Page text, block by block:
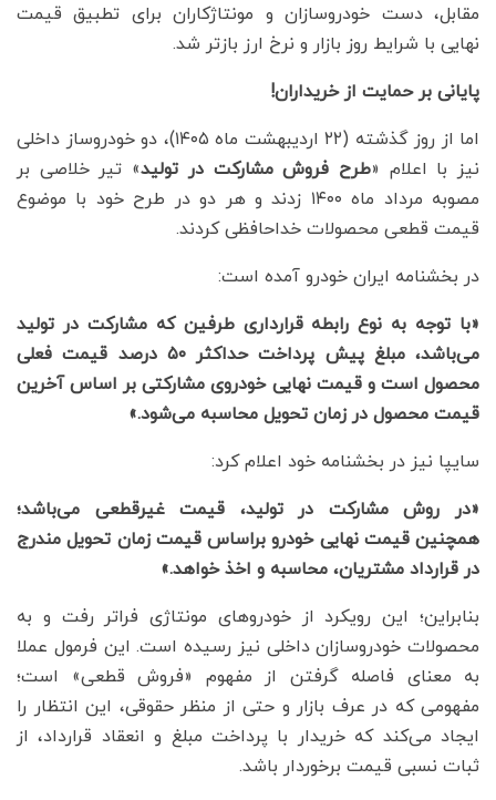
مقابل، دست خودروسازان و مونتاژکاران برای تطبیق قیمت
نهایی با شرایط روز بازار و نرخ ارز بازتر شد.
پایانی بر حمایت از خریداران!
اما از روز گذشته (۲۲ اردیبهشت ماه ۱۴۰۵)، دو خودروساز داخلی
نیز با اعلام «طرح فروش مشارکت در تولید» تیر خلاصی بر
مصوبه مرداد ماه ۱۴۰۰ زدند و هر دو در طرح خود با موضوع
قیمت قطعی محصولات خداحافظی کردند.
در بخشنامه ایران خودرو آمده است:
«با توجه به نوع رابطه قرارداری طرفین که مشارکت در تولید
می‌باشد، مبلغ پیش پرداخت حداکثر ۵۰ درصد قیمت فعلی
محصول است و قیمت نهایی خودروی مشارکتی بر اساس آخرین
قیمت محصول در زمان تحویل محاسبه می‌شود.»
سایپا نیز در بخشنامه خود اعلام کرد:
«در روش مشارکت در تولید، قیمت غیرقطعی می‌باشد؛
همچنین قیمت نهایی خودرو براساس قیمت زمان تحویل مندرج
در قرارداد مشتریان، محاسبه و اخذ خواهد.»
بنابراین؛ این رویکرد از خودروهای مونتاژی فراتر رفت و به
محصولات خودروسازان داخلی نیز رسیده است. این فرمول عملا
به معنای فاصله گرفتن از مفهوم «فروش قطعی» است؛
مفهومی که در عرف بازار و حتی از منظر حقوقی، این انتظار را
ایجاد می‌کند که خریدار با پرداخت مبلغ و انعقاد قرارداد، از
ثبات نسبی قیمت برخوردار باشد.